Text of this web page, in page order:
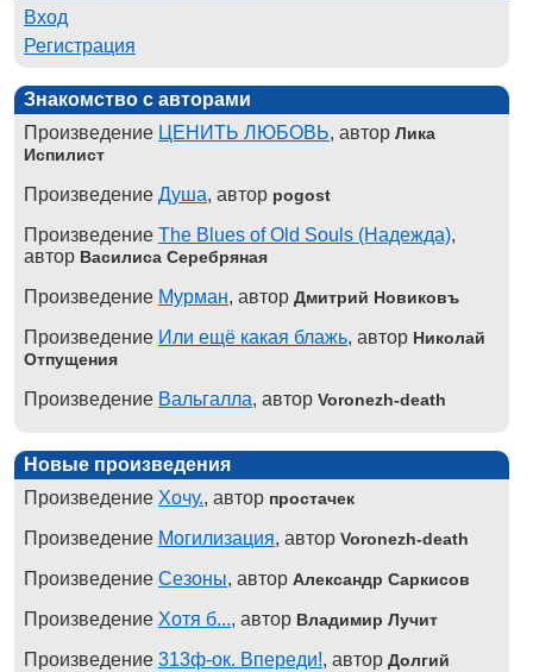
Вход
Регистрация
Знакомство с авторами
Произведение ЦЕНИТЬ ЛЮБОВЬ, автор Лика
Испилист
Произведение Душа, автор pogost
Произведение The Blues of Old Souls (Надежда),
автор Василиса Серебряная
Произведение Мурман, автор Дмитрий Новиковъ
Произведение Или ещё какая блажь, автор Николай
Отпущения
Произведение Вальгалла, автор Voronezh-death
Новые произведения
Произведение Хочу., автор простачек
Произведение Могилизация, автор Voronezh-death
Произведение Сезоны, автор Александр Саркисов
Произведение Хотя б..., автор Владимир Лучит
Произведение 313ф-ок. Впереди!, автор Долгий